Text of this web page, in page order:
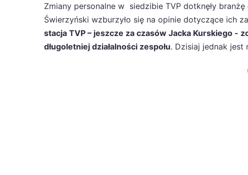
Zmiany personalne w siedzibie TVP dotknęły
Świerzyński wzburzyło się na opinie dotyczące ich
stacja TVP – jeszcze za czasów Jacka Kurskiego -
długoletniej działalności zespołu. Dzisiaj jednak jest